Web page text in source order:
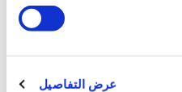
عرض التفاصيل
1 كبسولة تحتوي على 6.8 غرام القهوة المطحونه / 1